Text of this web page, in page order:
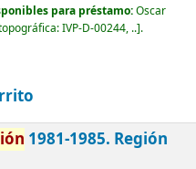
para préstamo:Oscar
IVP-D-00244, .. .
1981-1985. Región